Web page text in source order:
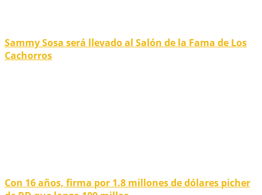
Sammy Sosa será llevado al Salón de la Fama de Los
Cachorros
Con 16 años, firma por 1.8 millones de dólares picher